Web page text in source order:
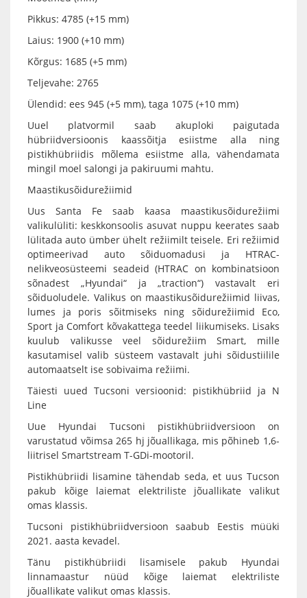
Pikkus: 4785 (+15 mm)
Laius: 1900 (+10 mm)
Kõrgus: 1685 (+5 mm)
Teljevahe: 2765
Ülendid: ees 945 (+5 mm), taga 1075 (+10 mm)
Uuel platvormil saab akuploki paigutada
hübriidversioonis kaassõitja esiistme alla ning
pistikhübriidis mõlema esiistme alla, vähendamata
mingil moel salongi ja pakiruumi mahtu.
Maastikusõidurežiimid
Uus Santa Fe saab kaasa maastikusõidurežiimi
valikulüliti: keskkonsoolis asuvat nuppu keerates saab
lülitada auto ümber ühelt režiimilt teisele. Eri režiimid
optimeerivad auto sõiduomadusi ja HTRAC-
nelikveosüsteemi seadeid (HTRAC on kombinatsioon
sõnadest „Hyundai“ ja „traction“) vastavalt eri
sõiduoludele. Valikus on maastikusõidurežiimid liivas,
lumes ja poris sõitmiseks ning sõidurežiimid Eco,
Sport ja Comfort kõvakattega teedel liikumiseks. Lisaks
kuulub valikusse veel sõidurežiim Smart, mille
kasutamisel valib süsteem vastavalt juhi sõidustiilile
automaatselt ise sobivaima režiimi.
Täiesti uued Tucsoni versioonid: pistikhübriid ja N
Line
Uue Hyundai Tucsoni pistikhübriidversioon on
varustatud võimsa 265 hj jõuallikaga, mis põhineb 1,6-
liitrisel Smartstream T-GDi-mootoril.
Pistikhübriidi lisamine tähendab seda, et uus Tucson
pakub kõige laiemat elektriliste jõuallikate valikut
omas klassis.
Tucsoni pistikhübriidversioon saabub Eestis müüki
2021. aasta kevadel.
Tänu pistikhübriidi lisamisele pakub Hyundai
linnamaastur nüüd kõige laiemat elektriliste
jõuallikate valikut omas klassis.